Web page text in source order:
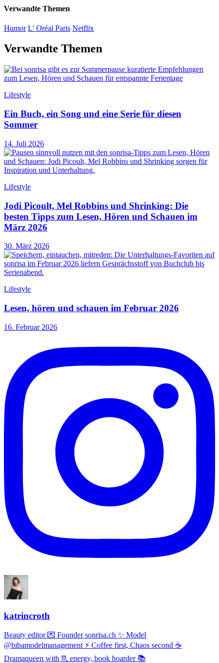
Verwandte Themen
Humor L' Oréal Paris Netflix
Verwandte Themen
Lifestyle
Ein Buch, ein Song und eine Serie für diesen
Sommer
14. Juli 2026
Lifestyle
Jodi Picoult, Mel Robbins und Shrinking: Die
besten Tipps zum Lesen, Hören und Schauen im
März 2026
30. März 2026
Lifestyle
Lesen, hören und schauen im Februar 2026
16. Februar 2026
katrincroth
Beauty editor 💌 Founder sonrisa.ch ✨ Model
@bibamodelmanagement ⚡ Coffee first, Chaos second ☕
Dramaqueen with ♏ energy, book hoarder 📚